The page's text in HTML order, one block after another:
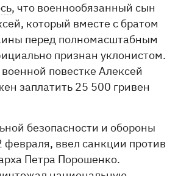
, что военнообязанный сын
который вместе с братом
перед полномасштабным
признан уклонистом.
повестке Алексей
заплатить 25 500 гривен
безопасности и обороны
февраля, ввел санкции против
Петра Порошенко.